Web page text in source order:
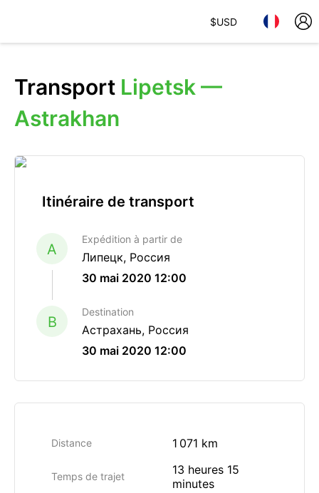
$USD
Transport Lipetsk —
Astrakhan
Itinéraire de transport
A
Expédition à partir de
Липецк, Россия
30 mai 2020 12:00
B
Destination
Астрахань, Россия
30 mai 2020 12:00
Distance 1 071 km
Temps de trajet
13 heures 15
minutes